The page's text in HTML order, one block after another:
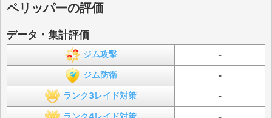
ペリッパーの評価
データ・集計評価
ジム攻撃 -
ジム防衛 -
ランク3レイド対策 -